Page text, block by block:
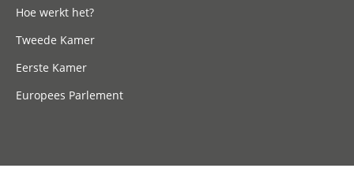
Hoe werkt het?
Tweede Kamer
Eerste Kamer
Europees Parlement